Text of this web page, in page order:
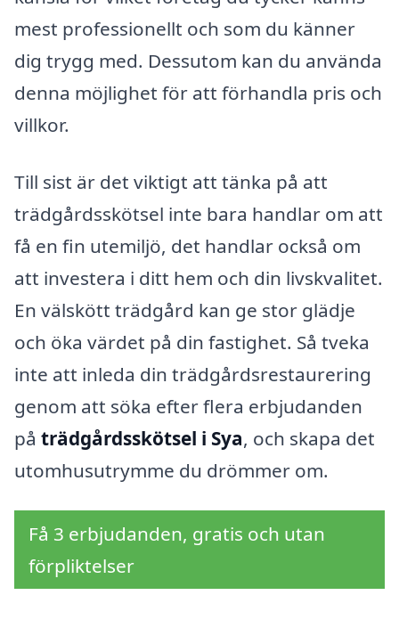
mest professionellt och som du känner
dig trygg med. Dessutom kan du använda
denna möjlighet för att förhandla pris och
villkor.
Till sist är det viktigt att tänka på att
trädgårdsskötsel inte bara handlar om att
få en fin utemiljö, det handlar också om
att investera i ditt hem och din livskvalitet.
En välskött trädgård kan ge stor glädje
och öka värdet på din fastighet. Så tveka
inte att inleda din trädgårdsrestaurering
genom att söka efter flera erbjudanden
på trädgårdsskötsel i Sya, och skapa det
utomhusutrymme du drömmer om.
Få 3 erbjudanden, gratis och utan
förpliktelser